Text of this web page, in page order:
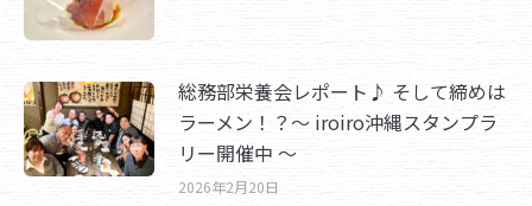
総務部栄養会レポート♪ そして締めは
ラーメン！？～ iroiro沖縄スタンプラ
リー開催中 ～
2026年2月20日